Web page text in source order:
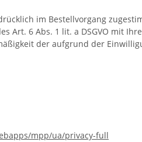
im Bestellvorgang
Art. 6 Abs. 1 lit. a DSGVO mit
der aufgrund der
mpp/ua/privacy-full